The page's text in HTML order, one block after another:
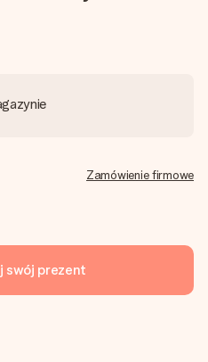
Zamówienie firmowe
swój prezent